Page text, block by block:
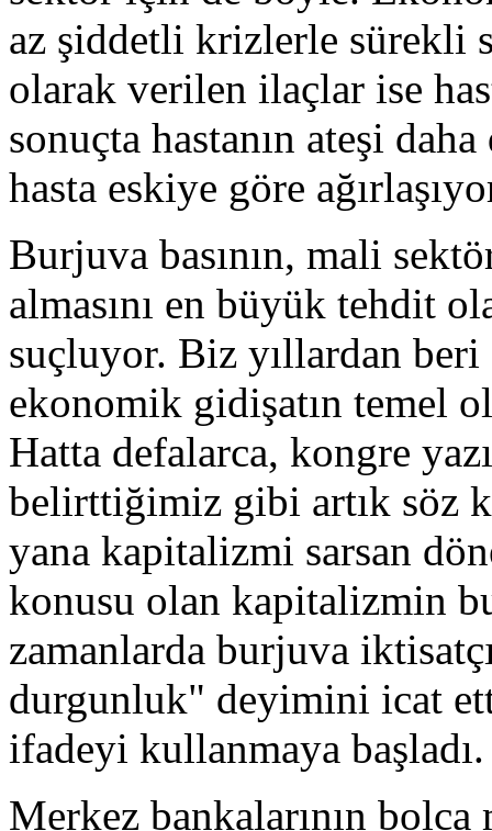
az şiddetli krizlerle sürekli
olarak verilen ilaçlar ise
sonuçta hastanın ateşi
hasta eskiye göre
Burjuva basının, mali
almasını en büyük tehdit
suçluyor. Biz yıllardan
ekonomik gidişatın temel
Hatta defalarca, kongre
belirttiğimiz gibi artık söz
yana kapitalizmi sarsan
konusu olan kapitalizmin
zamanlarda burjuva
durgunluk" deyimini icat
ifadeyi kullanmaya başladı.
Merkez bankalarının